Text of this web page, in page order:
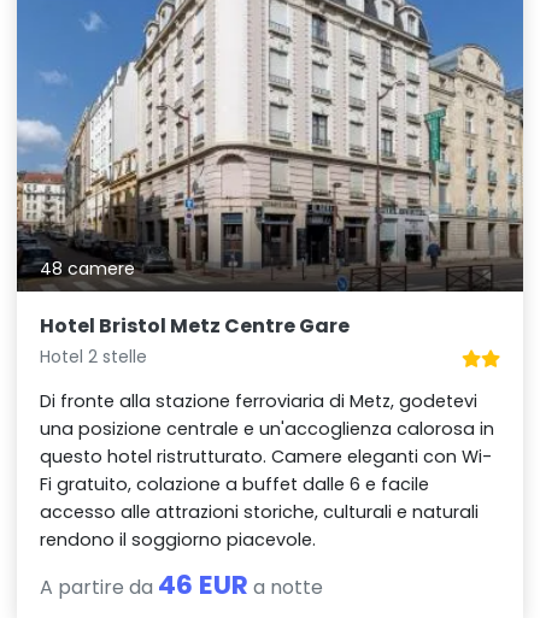
48 camere
Hotel Bristol Metz Centre Gare
Hotel 2 stelle
Di fronte alla stazione ferroviaria di Metz, godetevi
una posizione centrale e un'accoglienza calorosa in
questo hotel ristrutturato. Camere eleganti con Wi-
Fi gratuito, colazione a buffet dalle 6 e facile
accesso alle attrazioni storiche, culturali e naturali
rendono il soggiorno piacevole.
A partire da 46 EUR a notte